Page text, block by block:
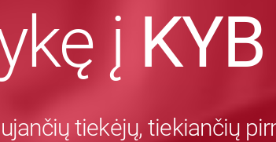
į KYB
tiekėjų, tiekiančių